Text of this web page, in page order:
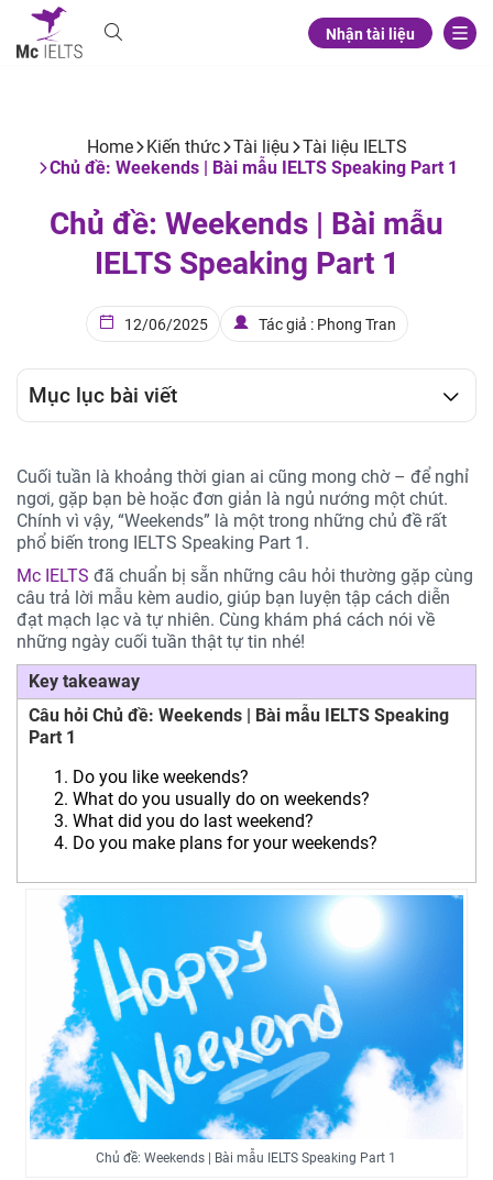
Nhận tài liệu
Home Kiến thức Tài liệu
Tài liệu IELTS
Chủ đề: Weekends | Bài mẫu IELTS Speaking Part 1
Chủ đề: Weekends | Bài mẫu
IELTS Speaking Part 1
12/06/2025 Tác giả : Phong Tran
Mục lục bài viết
Cuối tuần là khoảng thời gian ai cũng mong chờ – để nghỉ
ngơi, gặp bạn bè hoặc đơn giản là ngủ nướng một chút.
Chính vì vậy, “Weekends” là một trong những chủ đề rất
phổ biến trong IELTS Speaking Part 1.
Mc IELTS đã chuẩn bị sẵn những câu hỏi thường gặp cùng
câu trả lời mẫu kèm audio, giúp bạn luyện tập cách diễn
đạt mạch lạc và tự nhiên. Cùng khám phá cách nói về
những ngày cuối tuần thật tự tin nhé!
Key takeaway
Câu hỏi Chủ đề: Weekends | Bài mẫu IELTS Speaking
Part 1
Do you like weekends?
What do you usually do on weekends?
What did you do last weekend?
Do you make plans for your weekends?
Chủ đề: Weekends | Bài mẫu IELTS Speaking Part 1